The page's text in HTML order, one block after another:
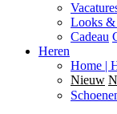
Looks &
Cadeau
Heren
Home |
Nieuw